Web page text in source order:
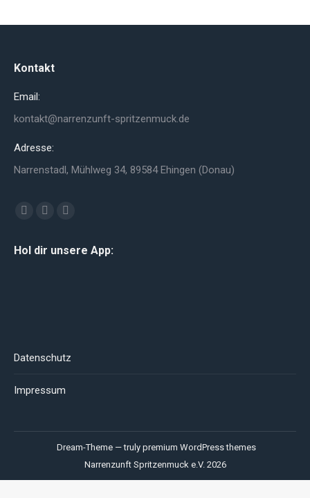
Kontakt
Email:
kontakt@narrenzunft-spritzenmuck.de
Adresse:
Narrenstadl, Mühlweg 34, 89584 Ehingen (Donau)
Finden Sie uns auf:
opensopensopens
Hol dir unsere App:
Datenschutz
Impressum
Dream-Theme — truly premium WordPress themes
Narrenzunft Spritzenmuck e.V. 2026